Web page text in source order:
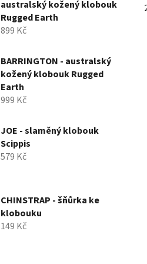
australský kožený klobouk
Rugged Earth
899 Kč
BARRINGTON - australský
kožený klobouk Rugged
Earth
999 Kč
JOE - slaměný klobouk
Scippis
579 Kč
CHINSTRAP - šňůrka ke
klobouku
149 Kč